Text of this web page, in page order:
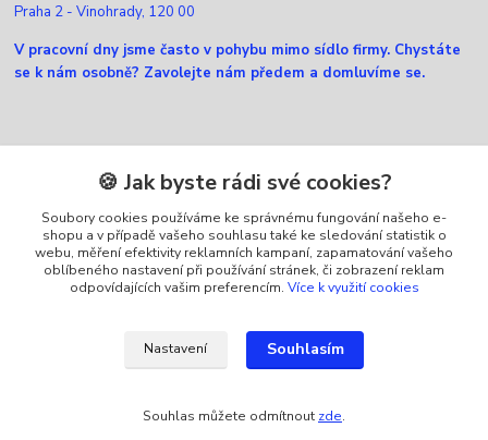
Praha 2 - Vinohrady, 120 00
V pracovní dny jsme často v pohybu mimo sídlo firmy. Chystáte
se k nám osobně? Zavolejte nám předem a domluvíme se.
Kontakty
Zákaznická podpora Ellfox
+420 725 430 040
(Po-Pá, 8-16 hod.)
🍪 Jak byste rádi své cookies?
Soubory cookies používáme ke správnému fungování našeho e-
shopu a v případě vašeho souhlasu také ke sledování statistik o
webu, měření efektivity reklamních kampaní, zapamatování vašeho
oblíbeného nastavení při používání stránek, či zobrazení reklam
odpovídajících vašim preferencím. Více k využití cookies
Nastavení Souhlasím
Souhlas můžete odmítnout zde.